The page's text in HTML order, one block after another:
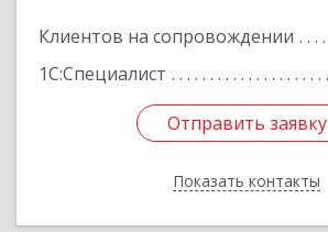
Клиентов на сопровождении
1С:Специалист
Отправить заявку
Показать контакты
Отправить заявку
Назад